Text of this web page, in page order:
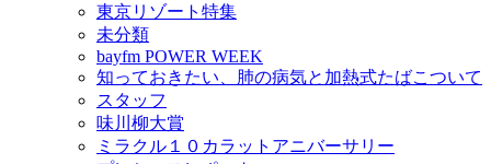
東京リゾート特集
未分類
bayfm POWER WEEK
知っておきたい、肺の病気と加熱式たばこついて
スタッフ
味川柳大賞
ミラクル１０カラットアニバーサリー